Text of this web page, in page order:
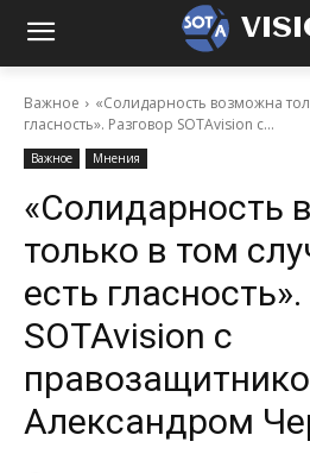
Важное
«Солидарность возможна
гласность». Разговор SOTAvision с...
Важное Мнения
«Солидарность
только в том
есть
SOTAvision с
Александром